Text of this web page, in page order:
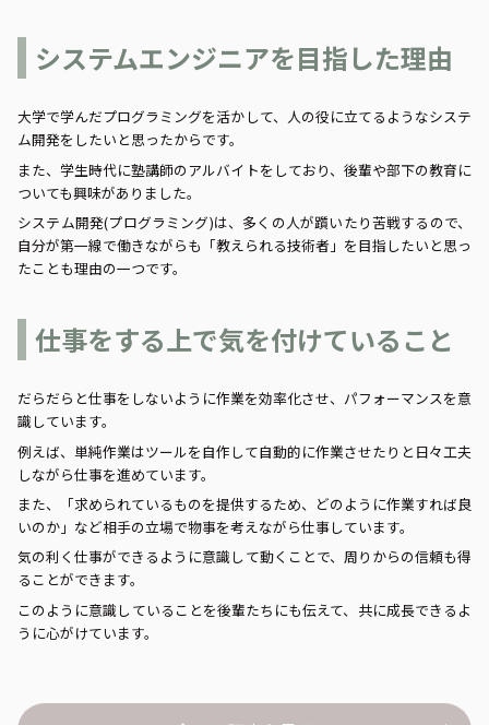
システムエンジニアを目指した理由
大学で学んだプログラミングを活かして、人の役に立てるようなシステ
ム開発をしたいと思ったからです。
また、学生時代に塾講師のアルバイトをしており、後輩や部下の教育に
ついても興味がありました。
システム開発(プログラミング)は、多くの人が躓いたり苦戦するので、
自分が第一線で働きながらも「教えられる技術者」を目指したいと思っ
たことも理由の一つです。
仕事をする上で気を付けていること
だらだらと仕事をしないように作業を効率化させ、パフォーマンスを意
識しています。
例えば、単純作業はツールを自作して自動的に作業させたりと日々工夫
しながら仕事を進めています。
また、「求められているものを提供するため、どのように作業すれば良
いのか」など相手の立場で物事を考えながら仕事しています。
気の利く仕事ができるように意識して動くことで、周りからの信頼も得
ることができます。
このように意識していることを後輩たちにも伝えて、共に成長できるよ
うに心がけています。